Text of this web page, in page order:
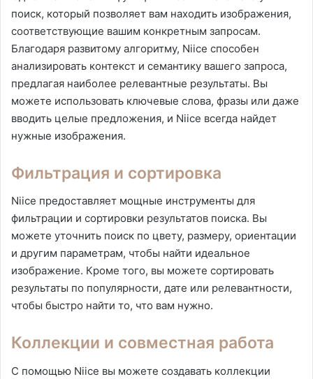
поиск, который позволяет вам находить изображения,
соответствующие вашим конкретным запросам.
Благодаря развитому алгоритму, Niice способен
анализировать контекст и семантику вашего запроса,
предлагая наиболее релевантные результаты. Вы
можете использовать ключевые слова, фразы или даже
вводить целые предложения, и Niice всегда найдет
нужные изображения.
Фильтрация и сортировка
Niice предоставляет мощные инструменты для
фильтрации и сортировки результатов поиска. Вы
можете уточнить поиск по цвету, размеру, ориентации
и другим параметрам, чтобы найти идеальное
изображение. Кроме того, вы можете сортировать
результаты по популярности, дате или релевантности,
чтобы быстро найти то, что вам нужно.
Коллекции и совместная работа
С помощью Niice вы можете создавать коллекции